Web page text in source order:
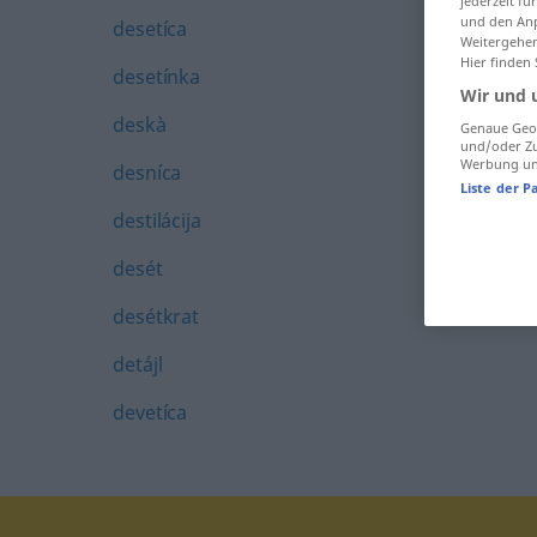
desetíca
desetínka
deskà
desníca
destilácija
desét
desétkrat
detájl
devetíca
und den
Hier finden
Wir und
Genaue
und/oder
Werbung
Liste der